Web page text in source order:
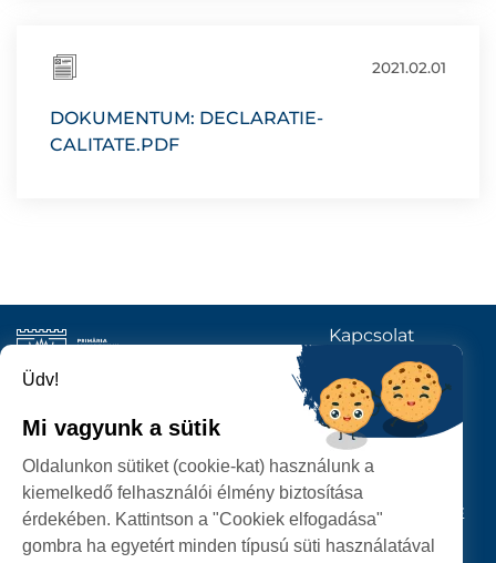
2021.02.01
DOKUMENTUM: DECLARATIE-
CALITATE.PDF
SZATMÁRNÉMETI
POLGÁRMESTERI HIVATAL
P-ȚA 25 OCTOMBRIE, NR. 1 CORP M, 440026 SATU MARE
Kapcsolat
KÖVESSENEK
Üdv!
Mi vagyunk a sütik
Oldalunkon sütiket (cookie-kat) használunk a
kiemelkedő felhasználói élmény biztosítása
érdekében. Kattintson a "Cookiek elfogadása"
gombra ha egyetért minden típusú süti használatával